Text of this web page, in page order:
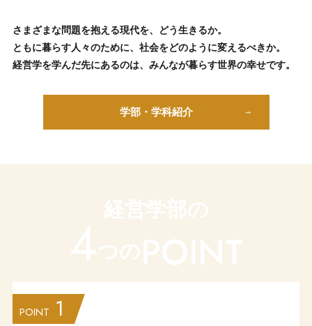
さまざまな問題を抱える現代を、どう生きるか。
ともに暮らす人々のために、社会をどのように変えるべきか。
経営学を学んだ先にあるのは、みんなが暮らす世界の幸せです。
学部・学科紹介
POINT 1